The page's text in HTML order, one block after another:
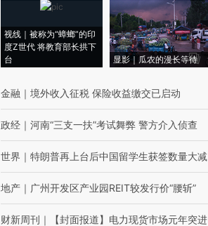
视线｜被称为“蟑螂”的印
度Z世代 将教育部长拱下
台
显影｜瓜农的漫长等待
金融 ｜ 境外收入征税 保险收益缴交已启动
政经 ｜ 河南“三支一扶”考试舞弊 警方介入侦查
世界 ｜ 特朗普再上台后中国留学生获签数量大减
地产 ｜ 广州开发区产业园REIT较发行价“腰斩”
财新周刊 ｜ 【封面报道】电力现货市场元年突进